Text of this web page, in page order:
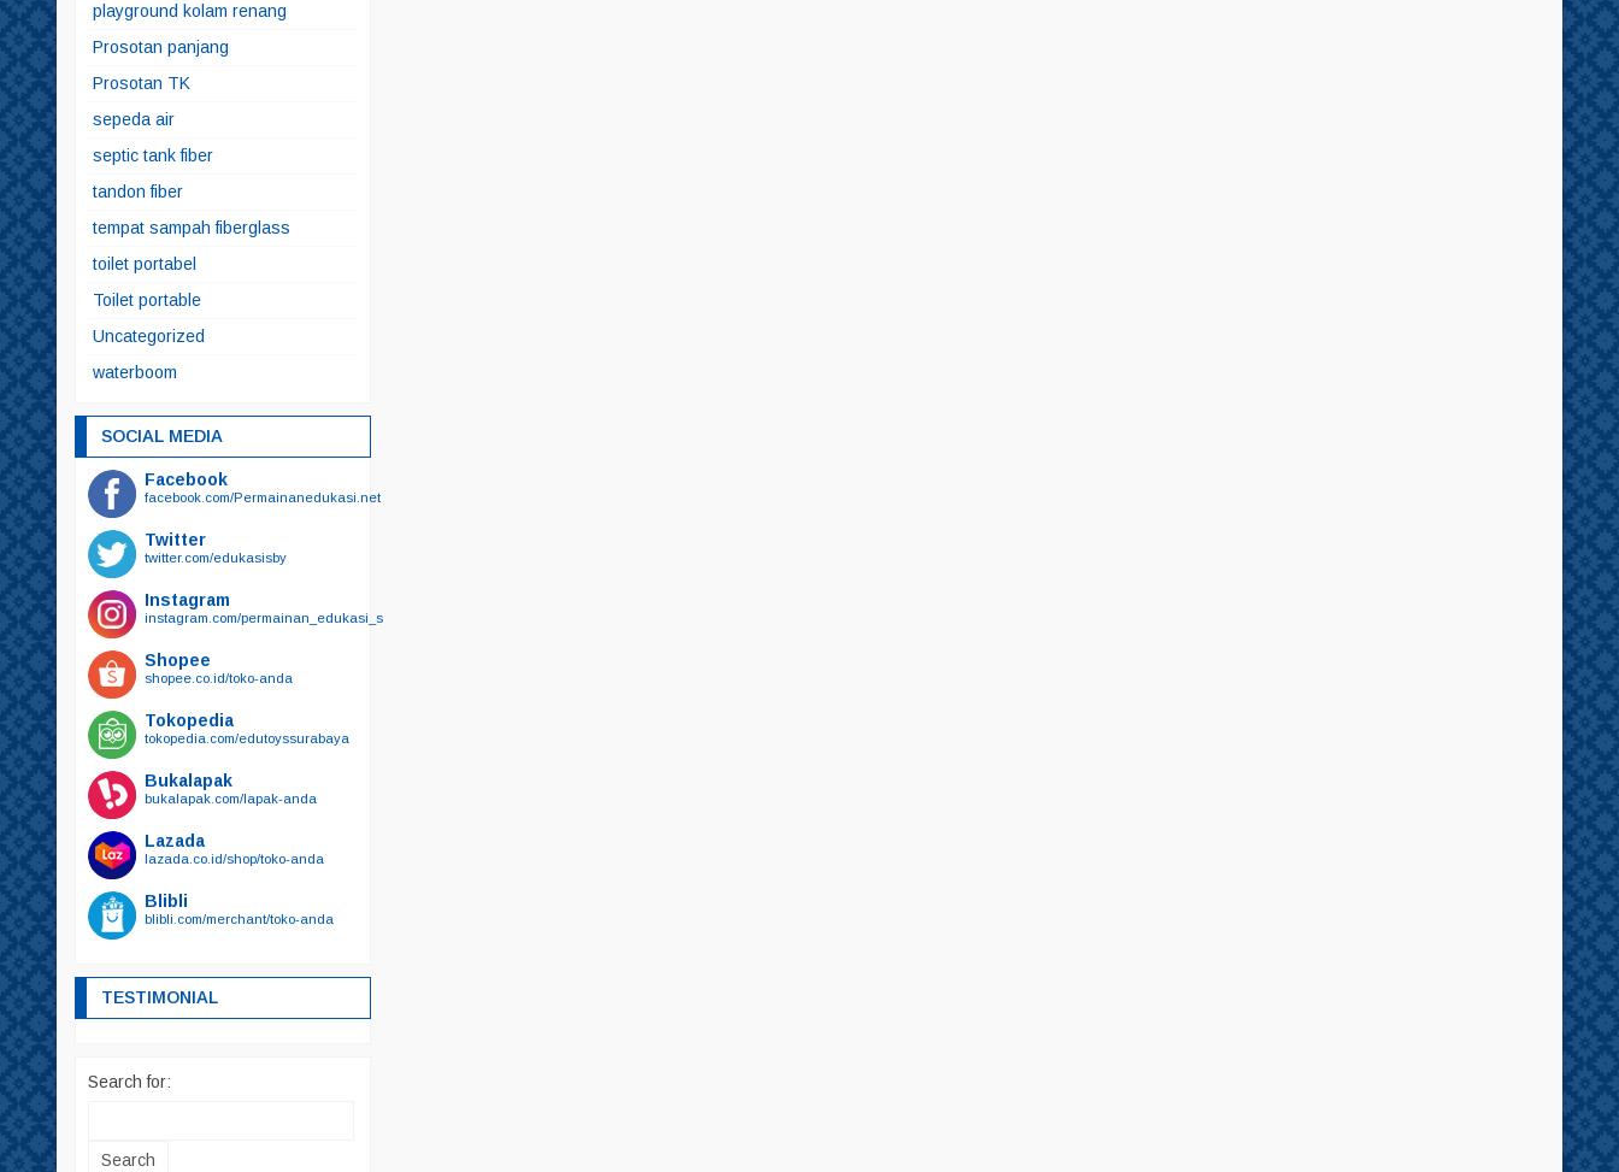
playground kolam renang
Prosotan panjang
Prosotan TK
sepeda air
septic tank fiber
tandon fiber
tempat sampah fiberglass
toilet portabel
Toilet portable
Uncategorized
waterboom
SOCIAL MEDIA
Facebook
facebook.com/Permainanedukasi.net
Twitter
twitter.com/edukasisby
Instagram
instagram.com/permainan_edukasi_surabaya/
Shopee
shopee.co.id/toko-anda
Tokopedia
tokopedia.com/edutoyssurabaya
Bukalapak
bukalapak.com/lapak-anda
Lazada
lazada.co.id/shop/toko-anda
Blibli
blibli.com/merchant/toko-anda
TESTIMONIAL
Search for: